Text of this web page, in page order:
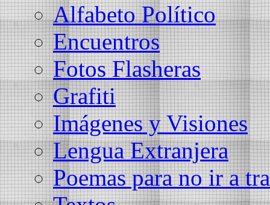
Alfabeto Político
Encuentros
Fotos Flasheras
Grafiti
Imágenes y Visiones
Lengua Extranjera
Poemas para no ir a